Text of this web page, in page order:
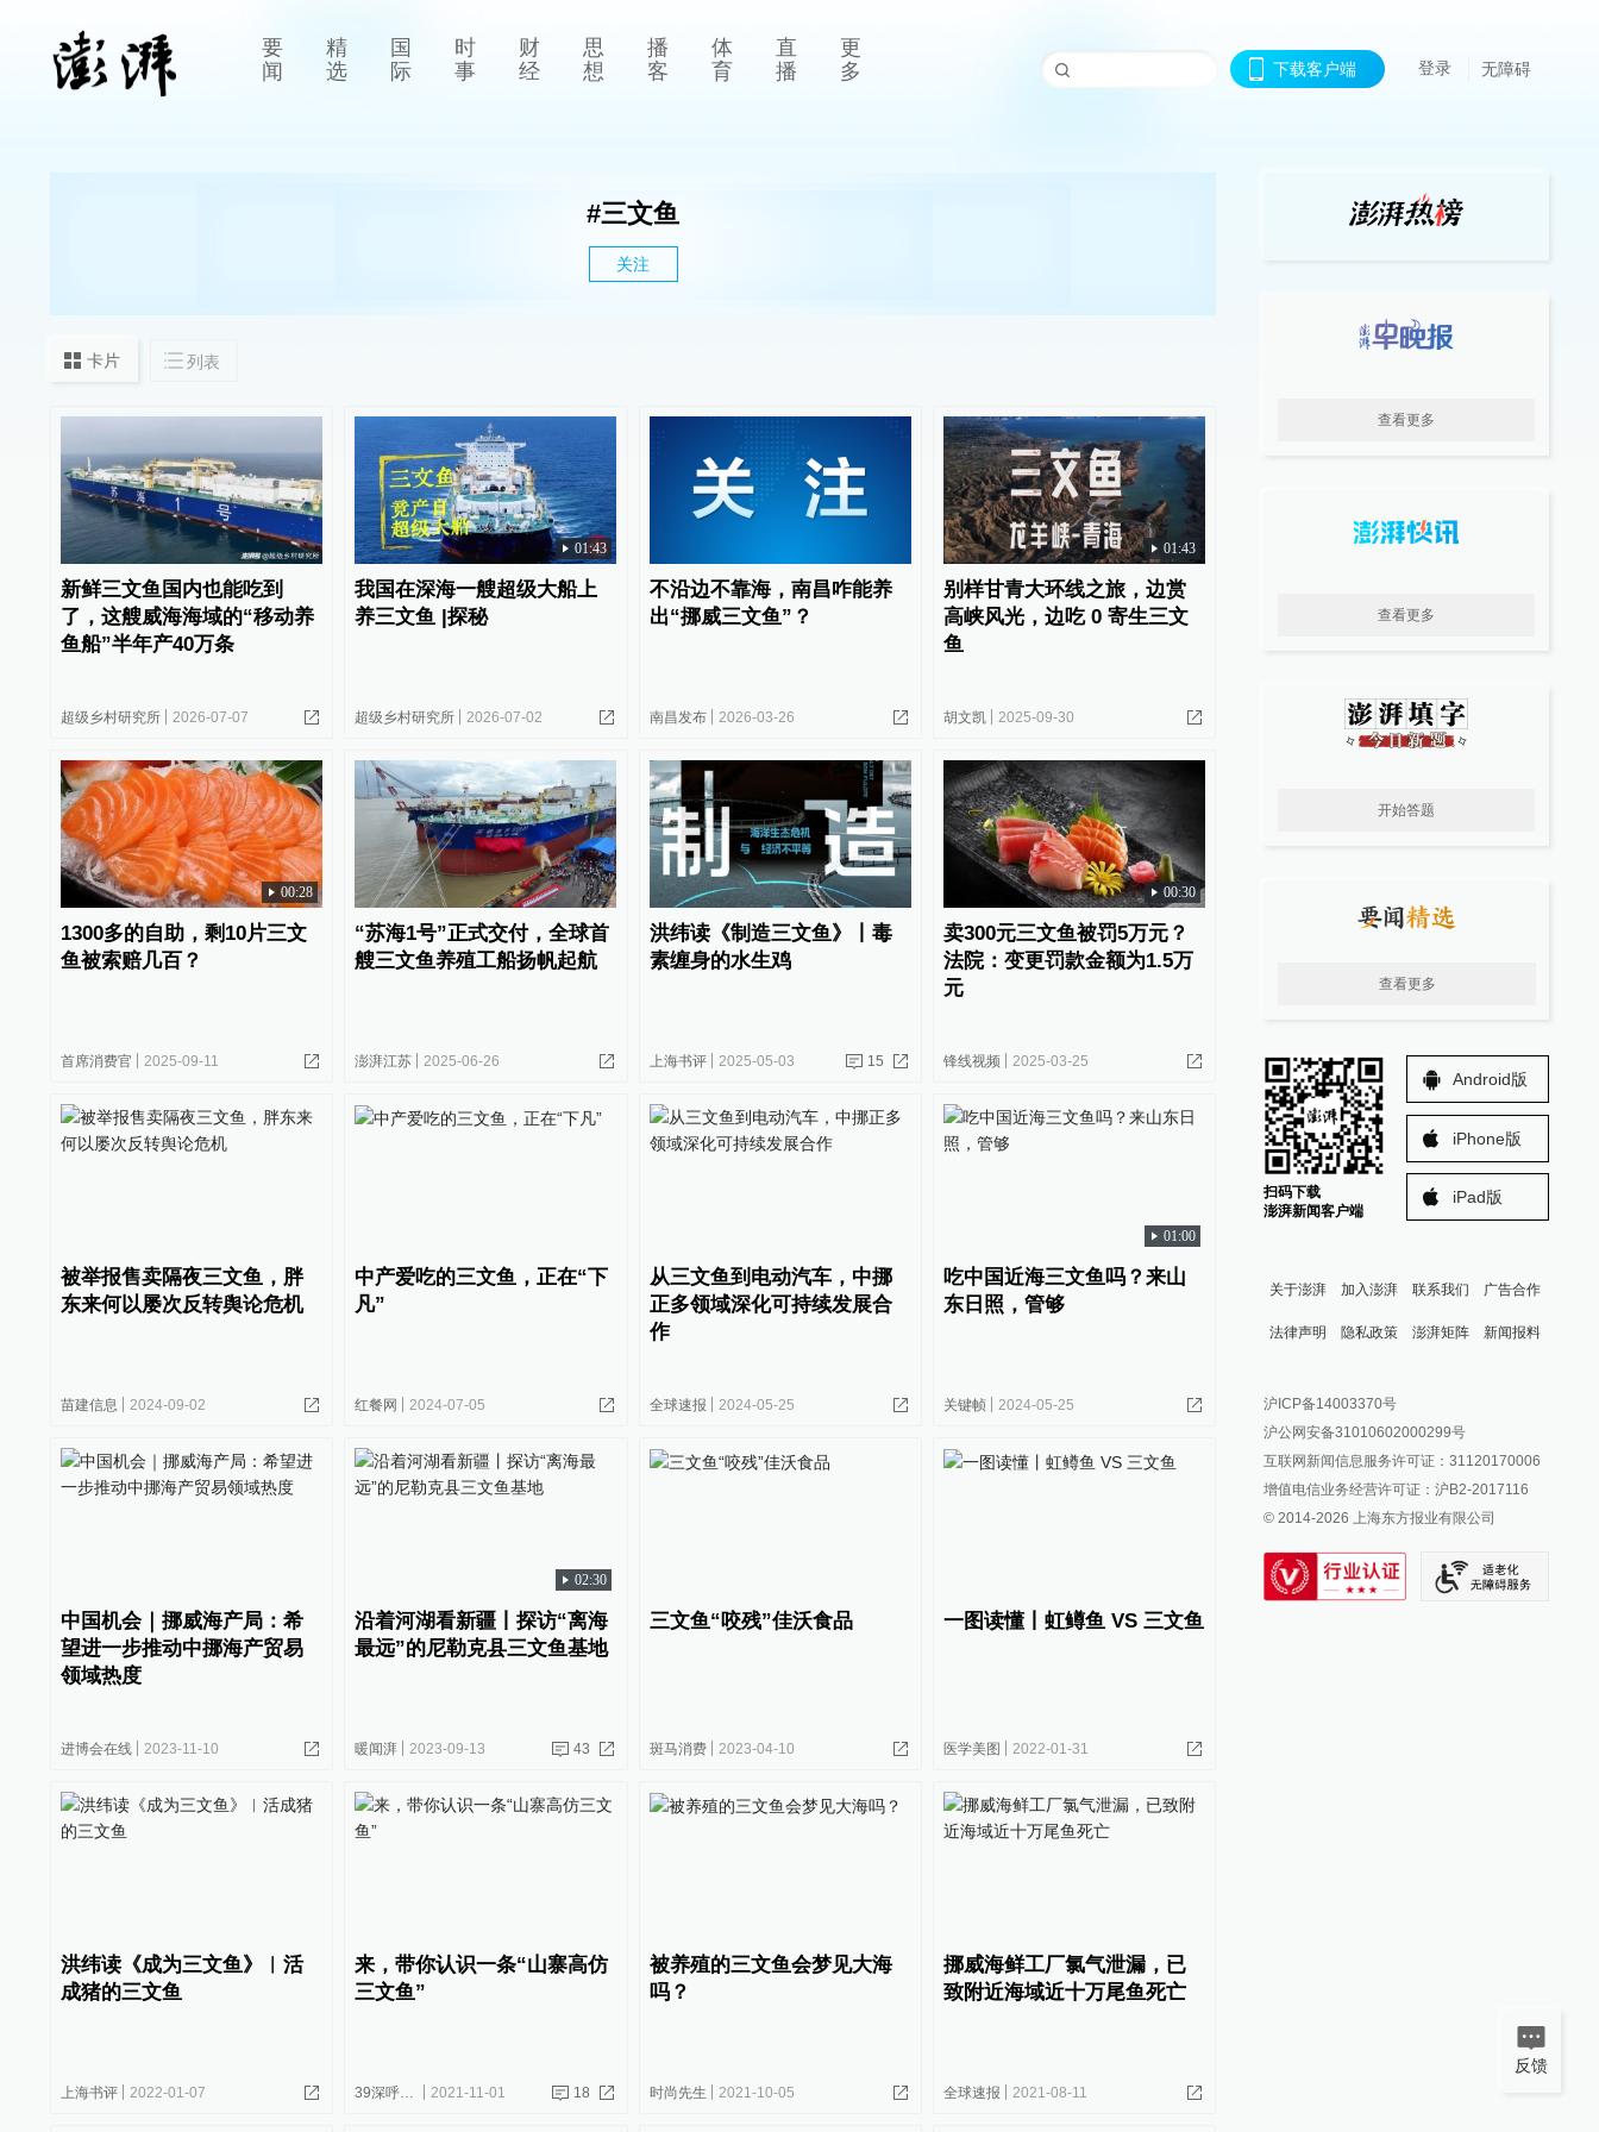
要
闻
精
选
国
际
时
事
财
经
思
想
播
客
体
育
直
播
更
多
下载客户端 登录 无障碍
#三文鱼
关注
卡片 列表
新鲜三文鱼国内也能吃到
了，这艘威海海域的“移动养
鱼船”半年产40万条
超级乡村研究所 2026-07-07
01:43
我国在深海一艘超级大船上
养三文鱼 |探秘
超级乡村研究所 2026-07-02
不沿边不靠海，南昌咋能养
出“挪威三文鱼”？
南昌发布 2026-03-26
01:43
别样甘青大环线之旅，边赏
高峡风光，边吃 0 寄生三文
鱼
胡文凯 2025-09-30
00:28
1300多的自助，剩10片三文
鱼被索赔几百？
首席消费官 2025-09-11
“苏海1号”正式交付，全球首
艘三文鱼养殖工船扬帆起航
澎湃江苏 2025-06-26
洪纬读《制造三文鱼》丨毒
素缠身的水生鸡
上海书评 2025-05-03 15
00:30
卖300元三文鱼被罚5万元？
法院：变更罚款金额为1.5万
元
锋线视频 2025-03-25
被举报售卖隔夜三文鱼，胖
东来何以屡次反转舆论危机
苗建信息 2024-09-02
中产爱吃的三文鱼，正在“下
凡”
红餐网 2024-07-05
从三文鱼到电动汽车，中挪
正多领域深化可持续发展合
作
全球速报 2024-05-25
01:00
吃中国近海三文鱼吗？来山
东日照，管够
关键帧 2024-05-25
中国机会｜挪威海产局：希
望进一步推动中挪海产贸易
领域热度
进博会在线 2023-11-10
02:30
沿着河湖看新疆丨探访“离海
最远”的尼勒克县三文鱼基地
暖闻湃 2023-09-13 43
三文鱼“咬残”佳沃食品
斑马消费 2023-04-10
一图读懂丨虹鳟鱼 VS 三文鱼
医学美图 2022-01-31
洪纬读《成为三文鱼》︱活
成猪的三文鱼
上海书评 2022-01-07
来，带你认识一条“山寨高仿
三文鱼”
39深呼吸-39健康网 2021-11-01 18
被养殖的三文鱼会梦见大海
吗？
时尚先生 2021-10-05
挪威海鲜工厂氯气泄漏，已
致附近海域近十万尾鱼死亡
全球速报 2021-08-11
查看更多
查看更多
开始答题
查看更多
扫码下载
澎湃新闻客户端
Android版
iPhone版
iPad版
关于澎湃 加入澎湃 联系我们 广告合作
法律声明 隐私政策 澎湃矩阵
澎湃新闻公众号
澎湃新闻抖音号
派生万物开放平台
IP SHANGHAI
SIXTH TONE
新闻报料
报料邮箱: news@thepaper.cn
沪ICP备14003370号
沪公网安备31010602000299号
互联网新闻信息服务许可证：31120170006
增值电信业务经营许可证：沪B2-2017116
© 2014-2026 上海东方报业有限公司
反馈